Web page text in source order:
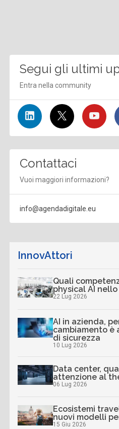
Segui gli ultimi
Entra nella community
Contattaci
Vuoi maggiori informazioni?
info@agendadigitale.eu
InnovAttori
Quali
physical AI
22 Lug 2026
AI in azienda,
cambiamento è
di sicurezza
10 Lug 2026
Data center,
attenzione al
06 Lug 2026
Ecosistemi
nuovi modelli
15 Giu 2026